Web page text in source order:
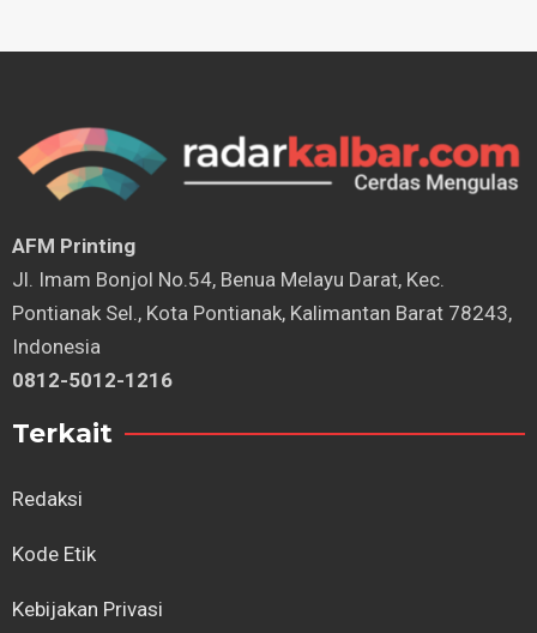
AFM Printing
⁠Jl. Imam Bonjol No.54, Benua Melayu Darat, Kec.
Pontianak Sel., Kota Pontianak, Kalimantan Barat 78243,
Indonesia
0812-5012-1216
Terkait
Redaksi
Kode Etik
Kebijakan Privasi